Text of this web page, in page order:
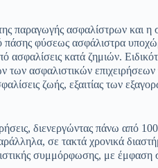
παραγωγής ασφαλίστρων και
πάσης φύσεως ασφάλιστρα
ασφαλίσεις κατά ζημιών.
ασφαλιστικών επιχειρήσεων
ζωής, εξαιτίας των
διενεργώντας πάνω από
σε τακτά χρονικά
συμμόρφωσης, με έμφαση